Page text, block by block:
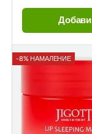
Добави
-8% НАМАЛЕНИЕ